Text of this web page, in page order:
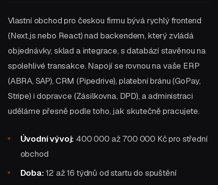
Vlastní obchod pro českou firmu bývá rychlý frontend
(Next.js nebo React) nad backendem, který zvládá
objednávky, sklad a integrace, s databází stavěnou na
spolehlivé transakce. Napojí se rovnou na vaše ERP
(ABRA, SAP), CRM (Pipedrive), platební bránu (GoPay,
Stripe) i dopravce (Zásilkovna, DPD), a administraci
uděláme přesně podle toho, jak skutečně pracujete.
Úvodní vývoj: 400 000 až 700 000 Kč pro střední
obchod
Doba:12 až 16 týdnů od startu do spuštění